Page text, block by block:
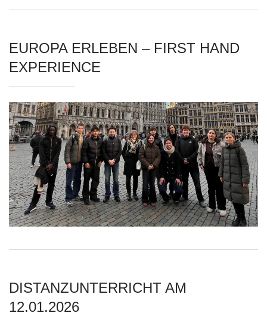
EUROPA ERLEBEN – FIRST HAND
EXPERIENCE
DISTANZUNTERRICHT AM
12.01.2026